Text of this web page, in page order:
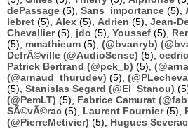
dePassage (5), Sans_importance (5),
lebret (5), Alex (5), Adrien (5), Jean-
Chevallier(5), jdo (5), Youssef (5),
(5), mmathieum (5), (@bvanryb)
DefrÃ©ville (@AudioSense) (5),
Patrick Bertrand (@pck_b) (5),
(@arnaud_thurudev) (5),
(5), Stanislas Segard (@El_Stanou)
(@PemLT) (5), Fabrice Camurat
SÃ©vÃ©rac (5), Laurent Fournier(5),
(@PierreMetivier) (5), Hugues Severac